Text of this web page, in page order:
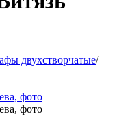
двухстворчатые/